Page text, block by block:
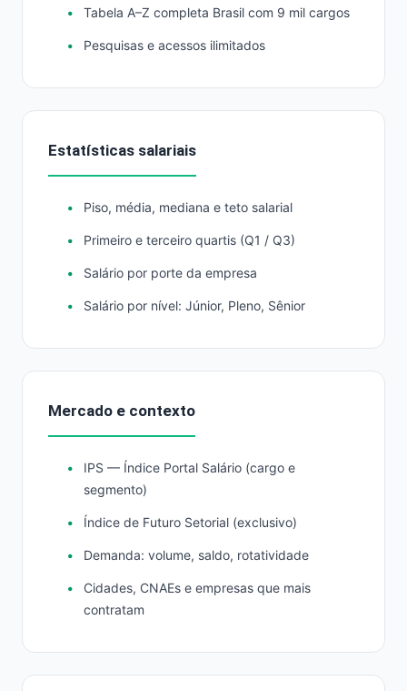
Tabela A–Z completa Brasil com 9 mil cargos
Pesquisas e acessos ilimitados
Estatísticas salariais
Piso, média, mediana e teto salarial
Primeiro e terceiro quartis (Q1 / Q3)
Salário por porte da empresa
Salário por nível: Júnior, Pleno, Sênior
Mercado e contexto
IPS — Índice Portal Salário (cargo e
segmento)
Índice de Futuro Setorial (exclusivo)
Demanda: volume, saldo, rotatividade
Cidades, CNAEs e empresas que mais
contratam